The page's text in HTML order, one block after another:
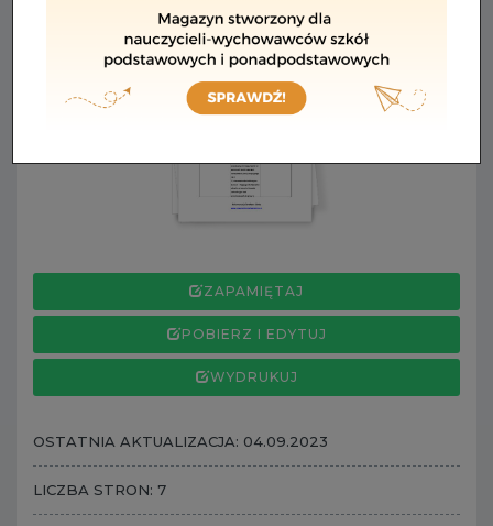
ZAPAMIĘTAJ
POBIERZ I EDYTUJ
WYDRUKUJ
OSTATNIA AKTUALIZACJA: 04.09.2023
LICZBA STRON: 7